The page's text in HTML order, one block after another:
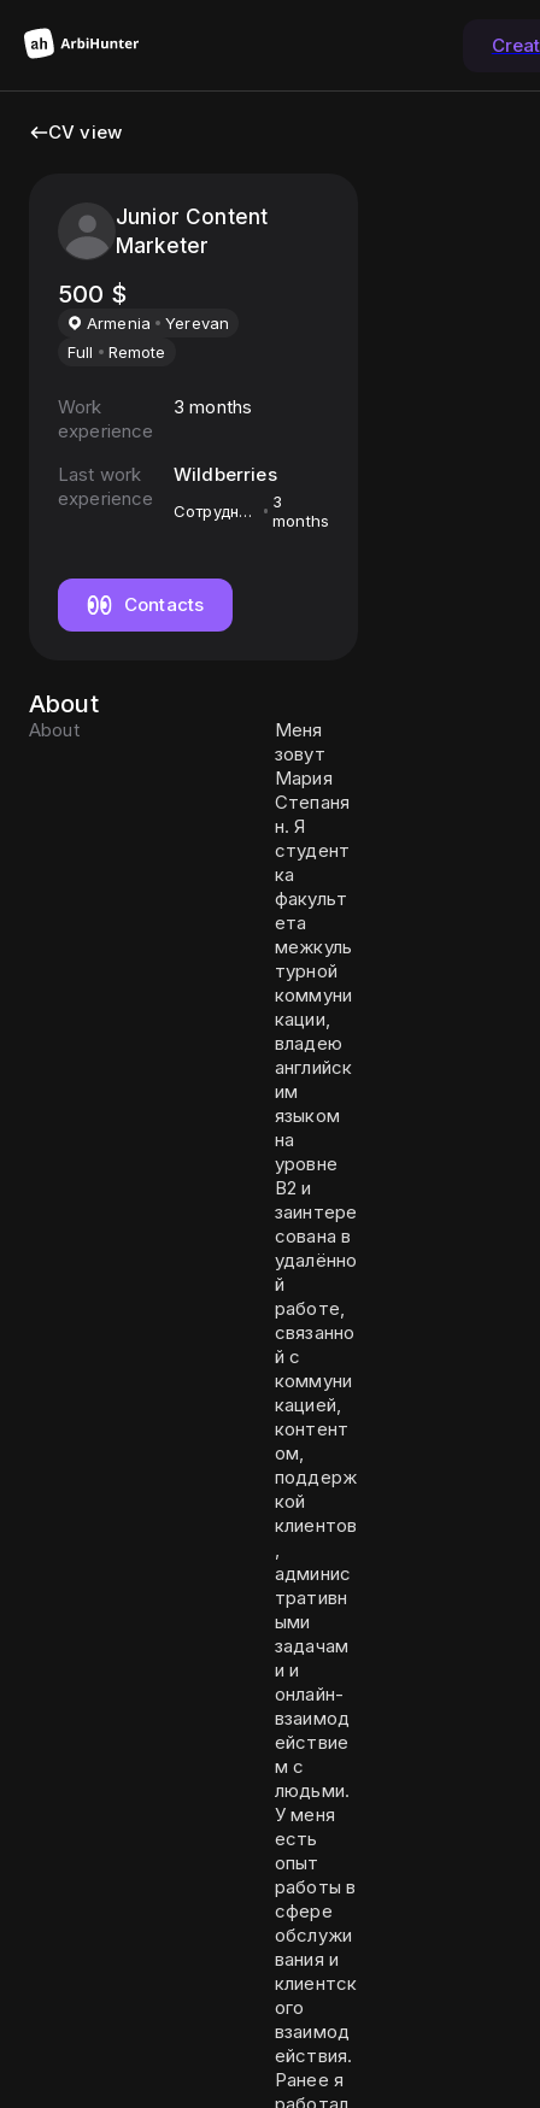
CV view
Junior Content
Marketer
500 $
Armenia
Yerevan
Full
Remote
Work
experience
3 months
Last work
experience
Wildberries
Сотрудник
3
months
Contacts
About
About
Меня
зовут
Мария
Степаня
н. Я
студент
ка
факульт
ета
межкуль
турной
коммуни
кации,
владею
английск
им
языком
на
уровне
B2 и
заинтере
сована в
удалённо
й
работе,
связанно
й с
коммуни
кацией,
контент
ом,
поддерж
кой
клиентов
,
админис
тративн
ыми
задачам
и и
онлайн-
взаимод
ействие
м с
людьми.
У меня
есть
опыт
работы в
сфере
обслужи
вания и
клиентск
ого
взаимод
ействия.
Ранее я